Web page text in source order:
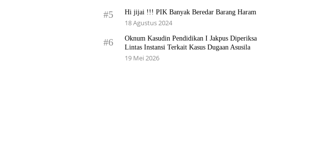
#5 Hi jijai !!! PIK Banyak Beredar Barang Haram
18 Agustus 2024
#6
Oknum Kasudin Pendidikan I Jakpus Diperiksa
Lintas Instansi Terkait Kasus Dugaan Asusila
19 Mei 2026